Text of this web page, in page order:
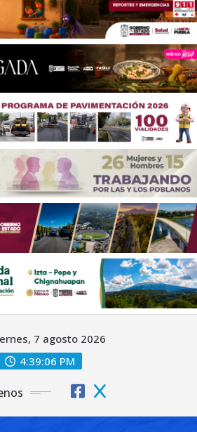
7 agosto 2026
4:39:08 PM